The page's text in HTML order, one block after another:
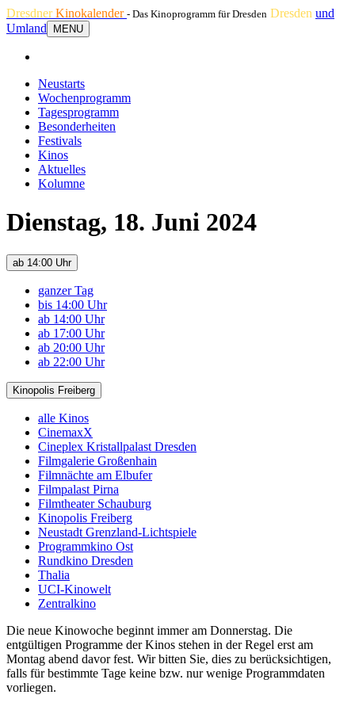
DresdnerKinokalender - Das Kinoprogramm für Dresden Dresden und
Umland
MENU
Neustarts
Wochenprogramm
Tagesprogramm
Besonderheiten
Festivals
Kinos
Aktuelles
Kolumne
Dienstag, 18. Juni 2024
ab 14:00 Uhr
ganzer Tag
bis 14:00 Uhr
ab 14:00 Uhr
ab 17:00 Uhr
ab 20:00 Uhr
ab 22:00 Uhr
Kinopolis Freiberg
alle Kinos
CinemaxX
Cineplex Kristallpalast Dresden
Filmgalerie Großenhain
Filmnächte am Elbufer
Filmpalast Pirna
Filmtheater Schauburg
Kinopolis Freiberg
Neustadt Grenzland-Lichtspiele
Programmkino Ost
Rundkino Dresden
Thalia
UCI-Kinowelt
Zentralkino
Die neue Kinowoche beginnt immer am Donnerstag. Die
entgültigen Programme der Kinos stehen in der Regel erst am
Montag abend davor fest. Wir bitten Sie, dies zu berücksichtigen,
falls für bestimmte Tage keine bzw. nur wenige Programmdaten
vorliegen.